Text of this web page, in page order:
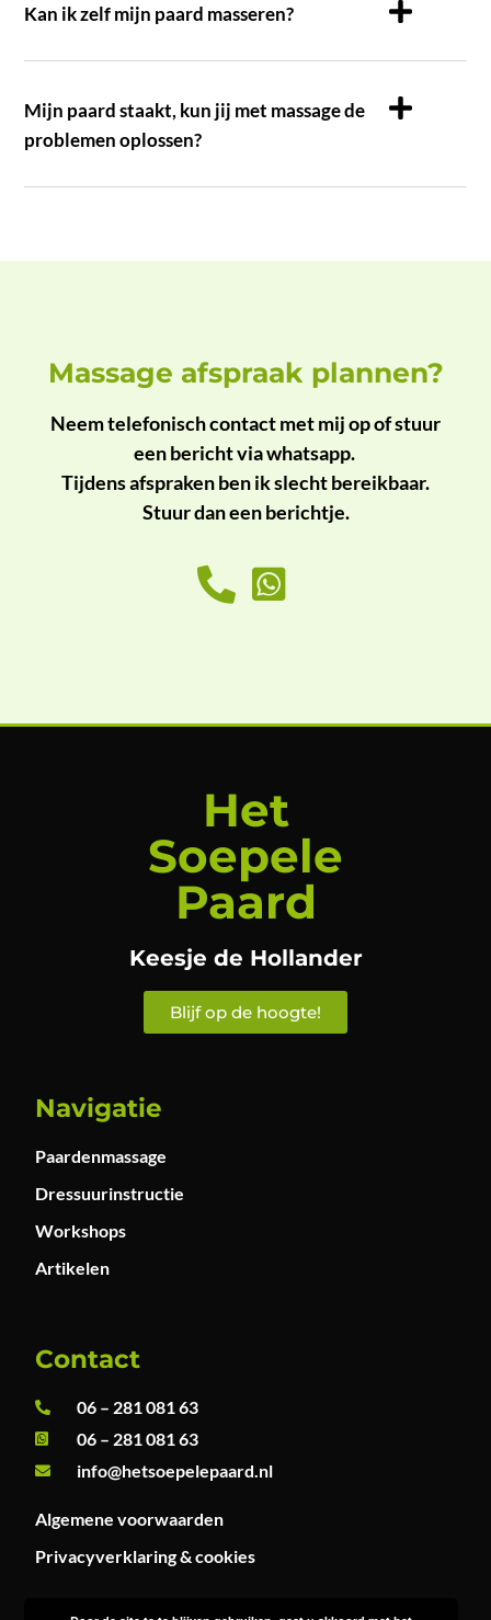
Kan ik zelf mijn paard masseren?
Mijn paard staakt, kun jij met massage de
problemen oplossen?
Massage afspraak plannen?
Neem telefonisch contact met mij op of stuur
een bericht via whatsapp.
Tijdens afspraken ben ik slecht bereikbaar.
Stuur dan een berichtje.
Het
Soepele
Paard
Keesje de Hollander
Blijf op de hoogte!
Navigatie
Paardenmassage
Dressuurinstructie
Workshops
Artikelen
Contact
06 – 281 081 63
06 – 281 081 63
info@hetsoepelepaard.nl
Algemene voorwaarden
Privacyverklaring & cookies